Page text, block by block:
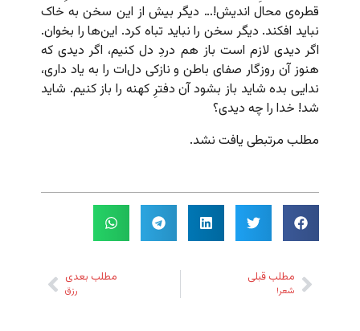
قطره‌ی محال اندیش!… دیگر بیش از این سخن به خاک
نباید افکند. دیگر سخن را نباید تباه کرد. این‌ها را بخوان.
اگر دیدی لازم است باز هم دردِ دل کنیم، اگر دیدی که
هنوز آن روزگار صفای باطن و نازکی دل‌ات را به یاد داری،
ندایی بده شاید باز بشود آن دفترِ کهنه را باز کنیم. شاید
شد! خدا را چه دیدی؟
مطلب مرتبطی یافت نشد.
مطلب قبلی
شعر!
مطلب بعدی
رزق